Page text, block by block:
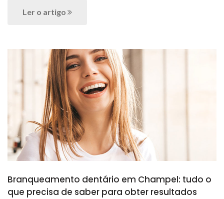
Ler o artigo
Branqueamento dentário em Champel: tudo o
que precisa de saber para obter resultados